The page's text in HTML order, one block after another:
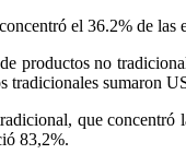
el 36.2% de
productos no
tradicionales sumaron
que
83,2%.